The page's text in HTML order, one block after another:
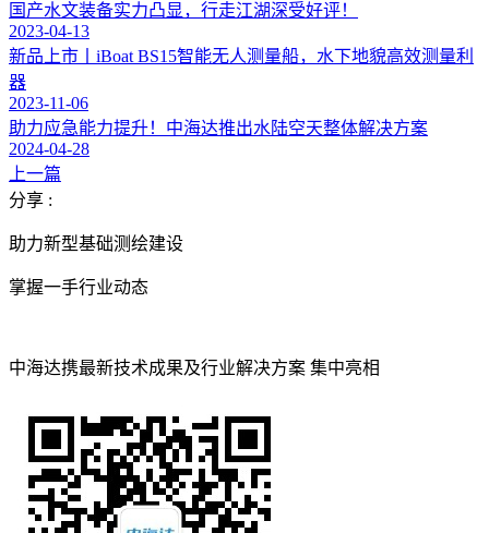
国产水文装备实力凸显，行走江湖深受好评！
2023-04-13
新品上市丨iBoat BS15智能无人测量船，水下地貌高效测量利
器
2023-11-06
助力应急能力提升！中海达推出水陆空天整体解决方案
2024-04-28
上一篇
分享 :
助力新型基础测绘建设
掌握一手行业动态
中海达携最新技术成果及行业解决方案 集中亮相